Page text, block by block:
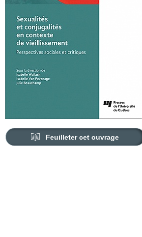
Feuilleter cet ouvrage